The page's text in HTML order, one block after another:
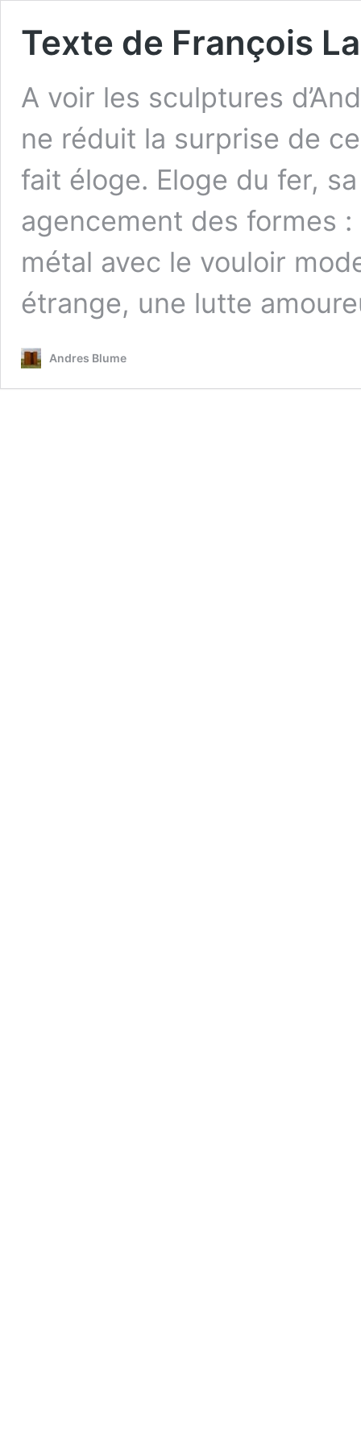
Texte de François
A voir les sculptures
ne réduit la surprise de
fait éloge. Eloge du fer,
agencement des formes
métal avec le vouloir
étrange, une lutte
Andres Blume